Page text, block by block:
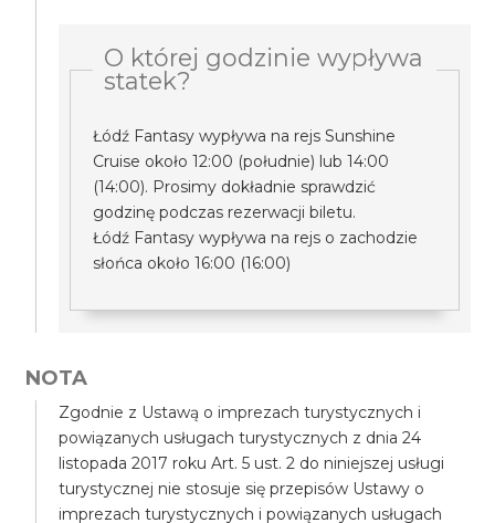
O której godzinie wypływa
statek?
Łódź Fantasy wypływa na rejs Sunshine
Cruise około 12:00 (południe) lub 14:00
(14:00). Prosimy dokładnie sprawdzić
godzinę podczas rezerwacji biletu.
Łódź Fantasy wypływa na rejs o zachodzie
słońca około 16:00 (16:00)
NOTA
Zgodnie z Ustawą o imprezach turystycznych i
powiązanych usługach turystycznych z dnia 24
listopada 2017 roku Art. 5 ust. 2 do niniejszej usługi
turystycznej nie stosuje się przepisów Ustawy o
imprezach turystycznych i powiązanych usługach